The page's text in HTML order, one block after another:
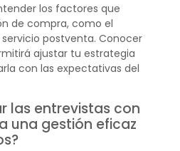
los factores que
de compra, como el
postventa. Conocer
ajustar tu estrategia
con las expectativas del
las entrevistas con
una gestión eficaz